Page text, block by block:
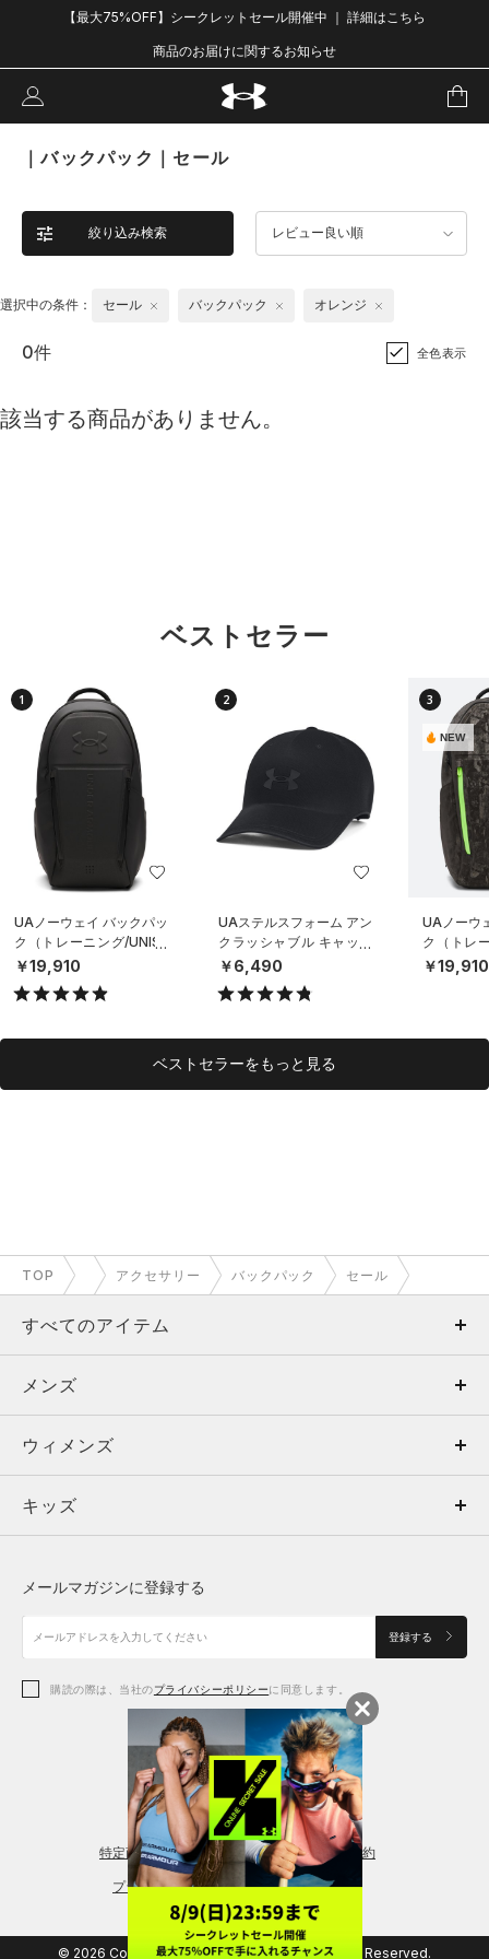
【最大75%OFF】シークレットセール開催中 ｜ 詳細はこちら
商品のお届けに関するお知らせ
｜バックパック｜セール
絞り込み検索 レビュー良い順
選択中の条件： セール バックパック オレンジ
0件 全色表示
該当する商品がありません。
ベストセラー
1
UAノーウェイ バックパッ
ク（トレーニング/UNISE
X）
￥19,910
2
UAステルスフォーム アン
クラッシャブル キャップ
（ライフスタイル/UNISE
￥6,490
3
NEW
UAノーウ
ク（トレ
X）
￥19,910
ベストセラーをもっと見る
TOP アクセサリー バックパック セール
すべてのアイテム
メンズ
ウィメンズ
キッズ
アクセサリー
メンズ
トップス
ボトムス
アクセサリー
ウィメンズ
トップス
シューズ
アクセサリー
レギンス＆タイツ
キッズ
シューズ
メールマガジンに登録する
登録する
購読の際は、当社のプライバシーポリシーに同意します。
特定商取引法に基づく通販の表記 会員規約
プライバシーポリシー
© 2026 Copyright DOME Corporation. All Rights Reserved.